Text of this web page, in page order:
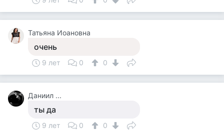
Татьяна Иоановна
очень
9 лет 0 0
Даниил ...
ты да
9 лет 0 0